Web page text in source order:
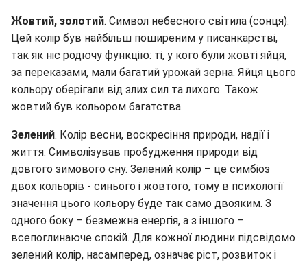
Жовтий, золотий. Символ небесного світила (сонця).
Цей колір був найбільш поширеним у писанкарстві,
так як ніс родючу функцію: ті, у кого були жовті яйця,
за переказами, мали багатий урожай зерна. Яйця цього
кольору оберігали від злих сил та лихого. Також
жовтий був кольором багатства.
Зелений. Колір весни, воскресіння природи, надії і
життя. Символізував пробудження природи від
довгого зимового сну. Зелений колір – це симбіоз
двох кольорів - синього і жовтого, тому в психології
значення цього кольору буде так само двояким. З
одного боку – безмежна енергія, а з іншого –
всепоглинаюче спокій. Для кожної людини підсвідомо
зелений колір, насамперед, означає ріст, розвиток і